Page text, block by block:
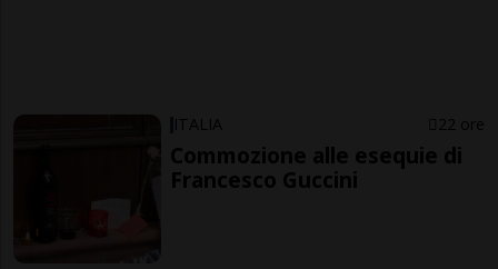
ITALIA 22 ore
Commozione alle esequie di
Francesco Guccini